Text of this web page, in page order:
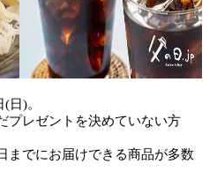
日)。
プレゼントを決めていない方
までにお届けできる商品が多数